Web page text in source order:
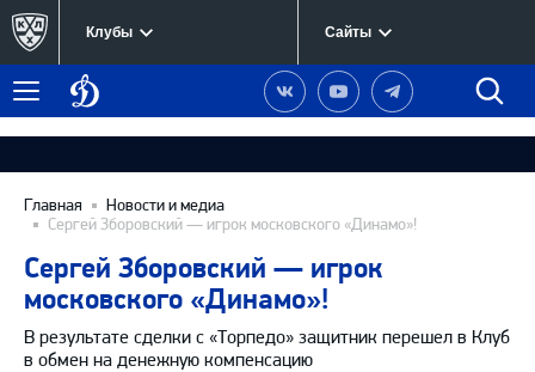
Клубы Сайты
Меню
Динамо
Москва
Наша
группа
Вконтакте
Наш
канал
YouTube
Наш
канал
Telegram
Главная
Новости и медиа
Сергей Зборовский — игрок московского «Динамо»!
Сергей Зборовский — игрок
московского «Динамо»!
В результате сделки с «Торпедо» защитник перешел в Клуб
в обмен на денежную компенсацию